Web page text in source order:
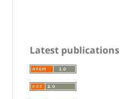
Latest publications